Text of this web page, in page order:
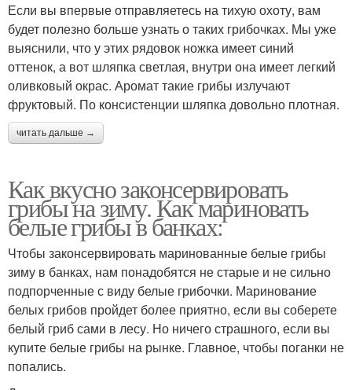
Если вы впервые отправляетесь на тихую охоту, вам
будет полезно больше узнать о таких грибочках. Мы уже
выяснили, что у этих рядовок ножка имеет синий
оттенок, а вот шляпка светлая, внутри она имеет легкий
оливковый окрас. Аромат такие грибы излучают
фруктовый. По консистенции шляпка довольно плотная.
читать дальше →
Как вкусно законсервировать
грибы на зиму. Как мариновать
белые грибы в банках:
Чтобы законсервировать маринованные белые грибы
зиму в банках, нам понадобятся не старые и не сильно
подпорченные с виду белые грибочки. Маринование
белых грибов пройдет более приятно, если вы соберете
белый гриб сами в лесу. Но ничего страшного, если вы
купите белые грибы на рынке. Главное, чтобы поганки не
попались.